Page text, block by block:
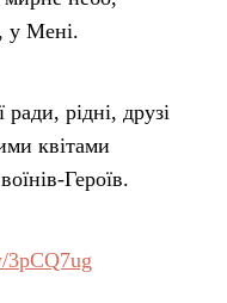
у Мені.
рідні, друзі
квітами
Героїв.